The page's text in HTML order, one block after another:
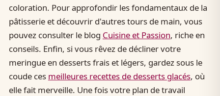
coloration. Pour approfondir les fondamentaux de la
pâtisserie et découvrir d'autres tours de main, vous
pouvez consulter le blog Cuisine et Passion, riche en
conseils. Enfin, si vous rêvez de décliner votre
meringue en desserts frais et légers, gardez sous le
coude ces meilleures recettes de desserts glacés, où
elle fait merveille. Une fois votre plan de travail